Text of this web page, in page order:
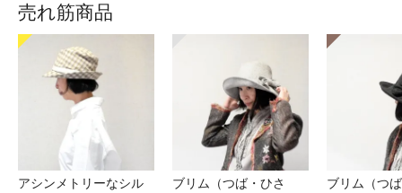
売れ筋商品
アシンメトリーなシル
ブリム（つば・ひさ
ブリム（つ